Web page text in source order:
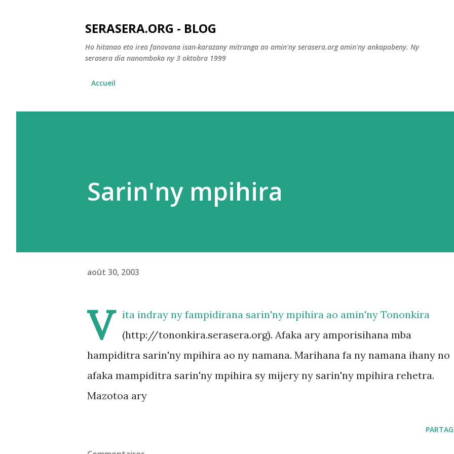
SERASERA.ORG - BLOG
Ho hitanao eto ireo fanovana isan-karazany mitranga ao amin'ny serasera.org amin'ny ankapobeny. Ny
serasera dia nanomboka ny 3 oktobra 1999
Accueil
Sarin'ny mpihira
août 30, 2003
V
ita indray ny fampidirana sarin'ny mpihira ao amin'ny Tononkira
(http://tononkira.serasera.org). Afaka ary amporisihana mba
hampiditra sarin'ny mpihira ao ny namana. Marihana fa ny namana ihany no
afaka mampiditra sarin'ny mpihira sy mijery ny sarin'ny mpihira rehetra.
Mazotoa ary